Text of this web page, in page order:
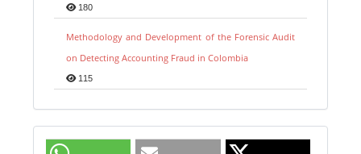
180
Methodology and Development of the Forensic Audit
on Detecting Accounting Fraud in Colombia
115